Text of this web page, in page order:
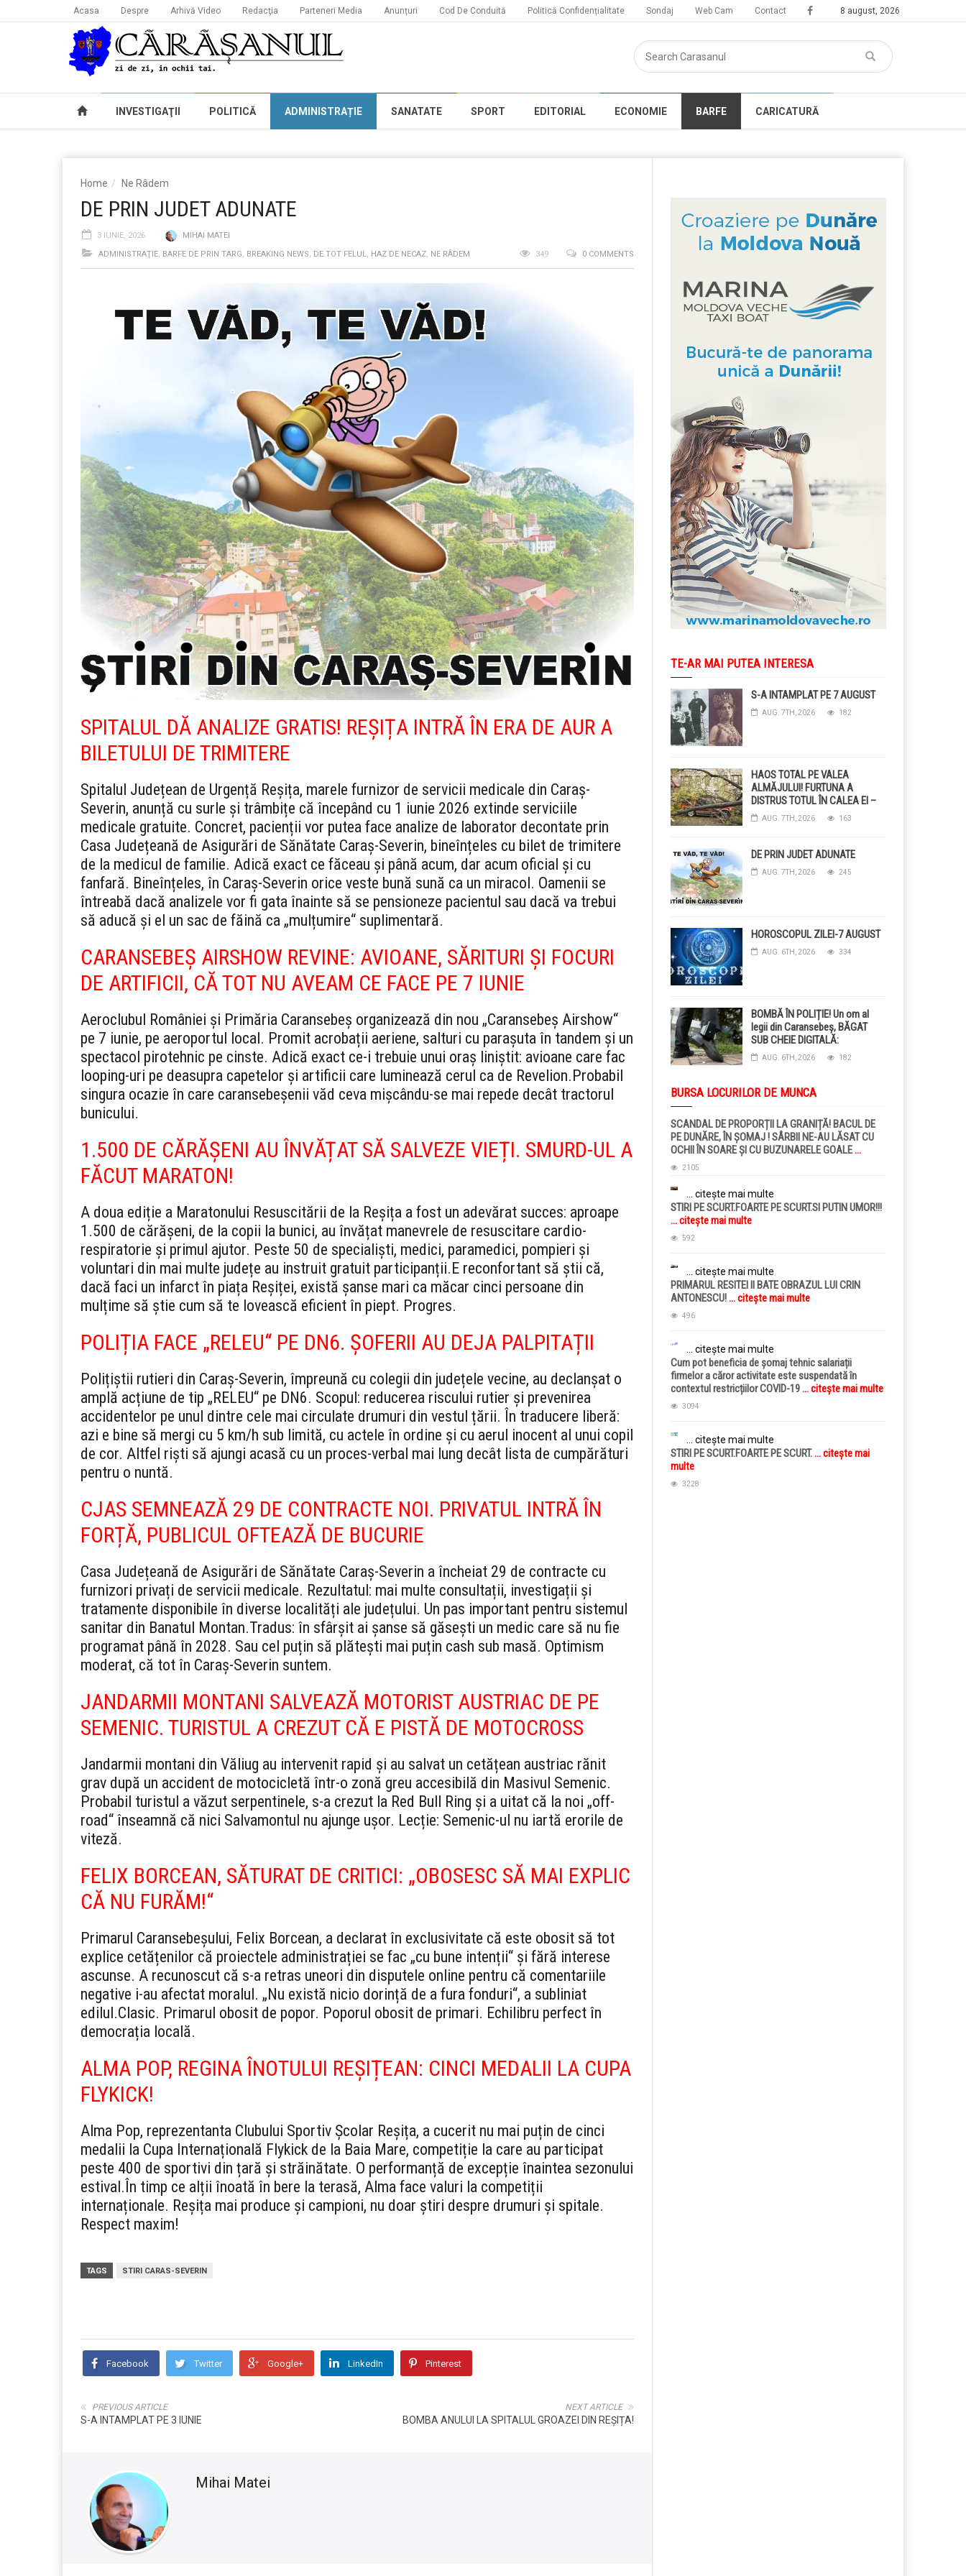
8 august, 2026
Acasa Despre Arhivă Video Redacţia Parteneri Media Anunțuri Cod De Conduită Politică Confidențialitate Sondaj Web Cam Contact
INVESTIGAŢII POLITICĂ ADMINISTRAȚIE SANATATE SPORT EDITORIAL ECONOMIE BARFE CARICATURĂ
Home Ne Râdem
DE PRIN JUDET ADUNATE
3 IUNIE, 2026
MIHAI MATEI
ADMINISTRAŢIE, BARFE DE PRIN TARG, BREAKING NEWS, DE TOT FELUL, HAZ DE NECAZ, NE RÂDEM 0 COMMENTS
349
SPITALUL DĂ ANALIZE GRATIS! REȘIȚA INTRĂ ÎN ERA DE AUR A
BILETULUI DE TRIMITERE
Spitalul Județean de Urgență Reșița, marele furnizor de servicii medicale din Caraș-
Severin, anunță cu surle și trâmbițe că începând cu 1 iunie 2026 extinde serviciile
medicale gratuite. Concret, pacienții vor putea face analize de laborator decontate prin
Casa Județeană de Asigurări de Sănătate Caraș-Severin, bineînțeles cu bilet de trimitere
de la medicul de familie. Adică exact ce făceau și până acum, dar acum oficial și cu
fanfară. Bineînțeles, în Caraș-Severin orice veste bună sună ca un miracol. Oamenii se
întreabă dacă analizele vor fi gata înainte să se pensioneze pacientul sau dacă va trebui
să aducă și el un sac de făină ca „mulțumire“ suplimentară.
CARANSEBEȘ AIRSHOW REVINE: AVIOANE, SĂRITURI ȘI FOCURI
DE ARTIFICII, CĂ TOT NU AVEAM CE FACE PE 7 IUNIE
Aeroclubul României și Primăria Caransebeș organizează din nou „Caransebeș Airshow“
pe 7 iunie, pe aeroportul local. Promit acrobații aeriene, salturi cu parașuta în tandem și un
spectacol pirotehnic pe cinste. Adică exact ce-i trebuie unui oraș liniștit: avioane care fac
looping-uri pe deasupra capetelor și artificii care luminează cerul ca de Revelion.Probabil
singura ocazie în care caransebeșenii văd ceva mișcându-se mai repede decât tractorul
bunicului.
1.500 DE CĂRĂȘENI AU ÎNVĂȚAT SĂ SALVEZE VIEȚI. SMURD-UL A
FĂCUT MARATON!
A doua ediție a Maratonului Resuscitării de la Reșița a fost un adevărat succes: aproape
1.500 de cărășeni, de la copii la bunici, au învățat manevrele de resuscitare cardio-
respiratorie și primul ajutor. Peste 50 de specialiști, medici, paramedici, pompieri și
voluntari din mai multe județe au instruit gratuit participanții.E reconfortant să știi că,
dacă faci un infarct în piața Reșiței, există șanse mari ca măcar cinci persoane din
mulțime să știe cum să te lovească eficient în piept. Progres.
POLIȚIA FACE „RELEU“ PE DN6. ȘOFERII AU DEJA PALPITAȚII
Polițiștii rutieri din Caraș-Severin, împreună cu colegii din județele vecine, au declanșat o
amplă acțiune de tip „RELEU“ pe DN6. Scopul: reducerea riscului rutier și prevenirea
accidentelor pe unul dintre cele mai circulate drumuri din vestul țării. În traducere liberă:
azi e bine să mergi cu 5 km/h sub limită, cu actele în ordine și cu aerul inocent al unui copil
de cor. Altfel riști să ajungi acasă cu un proces-verbal mai lung decât lista de cumpărături
pentru o nuntă.
CJAS SEMNEAZĂ 29 DE CONTRACTE NOI. PRIVATUL INTRĂ ÎN
FORȚĂ, PUBLICUL OFTEAZĂ DE BUCURIE
Casa Județeană de Asigurări de Sănătate Caraș-Severin a încheiat 29 de contracte cu
furnizori privați de servicii medicale. Rezultatul: mai multe consultații, investigații și
tratamente disponibile în diverse localități ale județului. Un pas important pentru sistemul
sanitar din Banatul Montan.Tradus: în sfârșit ai șanse să găsești un medic care să nu fie
programat până în 2028. Sau cel puțin să plătești mai puțin cash sub masă. Optimism
moderat, că tot în Caraș-Severin suntem.
JANDARMII MONTANI SALVEAZĂ MOTORIST AUSTRIAC DE PE
SEMENIC. TURISTUL A CREZUT CĂ E PISTĂ DE MOTOCROSS
Jandarmii montani din Văliug au intervenit rapid și au salvat un cetățean austriac rănit
grav după un accident de motocicletă într-o zonă greu accesibilă din Masivul Semenic.
Probabil turistul a văzut serpentinele, s-a crezut la Red Bull Ring și a uitat că la noi „off-
road“ înseamnă că nici Salvamontul nu ajunge ușor. Lecție: Semenic-ul nu iartă erorile de
viteză.
FELIX BORCEAN, SĂTURAT DE CRITICI: „OBOSESC SĂ MAI EXPLIC
CĂ NU FURĂM!“
Primarul Caransebeșului, Felix Borcean, a declarat în exclusivitate că este obosit să tot
explice cetățenilor că proiectele administrației se fac „cu bune intenții“ și fără interese
ascunse. A recunoscut că s-a retras uneori din disputele online pentru că comentariile
negative i-au afectat moralul. „Nu există nicio dorință de a fura fonduri“, a subliniat
edilul.Clasic. Primarul obosit de popor. Poporul obosit de primari. Echilibru perfect în
democrația locală.
ALMA POP, REGINA ÎNOTULUI REȘIȚEAN: CINCI MEDALII LA CUPA
FLYKICK!
Alma Pop, reprezentanta Clubului Sportiv Școlar Reșița, a cucerit nu mai puțin de cinci
medalii la Cupa Internațională Flykick de la Baia Mare, competiție la care au participat
peste 400 de sportivi din țară și străinătate. O performanță de excepție înaintea sezonului
estival.În timp ce alții înoată în bere la terasă, Alma face valuri la competiții
internaționale. Reșița mai produce și campioni, nu doar știri despre drumuri și spitale.
Respect maxim!
TAGS STIRI CARAS-SEVERIN
Facebook Twitter Google+ LinkedIn Pinterest
NEXT ARTICLE
BOMBA ANULUI LA SPITALUL GROAZEI DIN REȘIȚA!
PREVIOUS ARTICLE
S-A INTAMPLAT PE 3 IUNIE
Mihai Matei
TE-AR MAI PUTEA INTERESA
S-A INTAMPLAT PE 7 AUGUST
AUG. 7TH, 2026 182
HAOS TOTAL PE VALEA
ALMĂJULUI! FURTUNA A
DISTRUS TOTUL ÎN CALEA EI –
COPACI CĂZUȚI, DRUMURI
BLOCAȚE, CURENT TĂIAT ȘI
GRINDINĂ!
AUG. 7TH, 2026 163
DE PRIN JUDET ADUNATE
AUG. 7TH, 2026 245
HOROSCOPUL ZILEI-7 AUGUST
AUG. 6TH, 2026 334
BOMBĂ ÎN POLIȚIE! Un om al
legii din Caransebeș, BĂGAT
SUB CHEIE DIGITALĂ:
Judecătorii i-au pus BRĂȚARĂ
ELECTRONICĂ la picior!
AUG. 6TH, 2026 182
BURSA LOCURILOR DE MUNCA
SCANDAL DE PROPORȚII LA GRANIȚĂ! BACUL DE
PE DUNĂRE, ÎN ȘOMAJ ! SÂRBII NE-AU LĂSAT CU
OCHII ÎN SOARE ȘI CU BUZUNARELE GOALE...
citește mai multe
2105
... citește mai multe
STIRI PE SCURT.FOARTE PE SCURT.SI PUTIN UMOR!!!
... citește mai multe
592
... citește mai multe
PRIMARUL RESITEI II BATE OBRAZUL LUI CRIN
ANTONESCU!... citește mai multe
496
... citește mai multe
Cum pot beneficia de șomaj tehnic salariații
firmelor a căror activitate este suspendată în
contextul restricțiilor COVID-19... citește mai multe
3094
... citește mai multe
STIRI PE SCURT.FOARTE PE SCURT.... citește mai
multe
3228